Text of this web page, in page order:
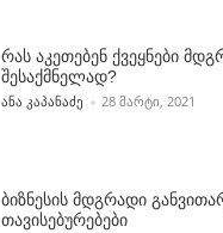
რას აკეთებენ ქვეყნები
შესაქმნელად?
POSTED BY
ᲐᲜᲐ ᲙᲐᲞᲐᲜᲐᲫᲔ 28 ᲛᲐᲠᲢᲘ, 2021
ბიზნესის მდგრადი
თავისებურებები